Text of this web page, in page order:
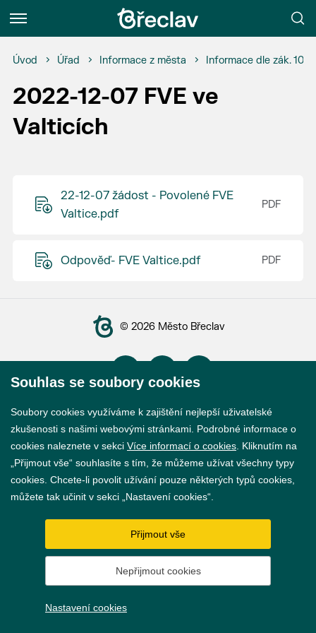
Menu
Úvod Úřad Informace z města Informace dle zák.
2022-12-07 FVE ve
Valticích
22-12-07 žádost - Povolené FVE
Valtice.pdf
Odpověď- FVE Valtice.pdf
© 2026 Město Břeclav
Prohlášení o přístupnosti
GDPR
Souhlas se soubory cookies
Soubory cookies využíváme k zajištění nejlepší uživatelské
zkušenosti s našimi webovými stránkami. Podrobné informace o
cookies naleznete v sekci Více informací o cookies . Kliknutím na
„Přijmout vše“ souhlasíte s tím, že můžeme užívat všechny typy
cookies. Chcete-li povolit užívání pouze některých typů cookies,
můžete tak učinit v sekci „Nastavení cookies“.
Přijmout vše
Nepřijmout cookies
Nastavení cookies